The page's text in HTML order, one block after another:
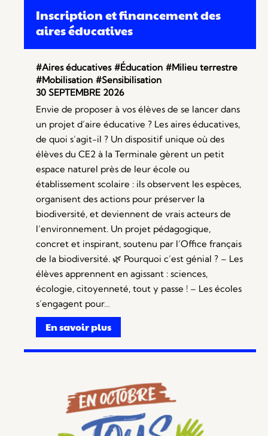
Inscription et financement des
aires éducatives
#Aires éducatives #Éducation #Milieu terrestre
#Mobilisation #Sensibilisation
30 SEPTEMBRE 2026
Envie de proposer à vos élèves de se lancer dans
un projet d’aire éducative ? Les aires éducatives,
de quoi s’agit-il ? Un dispositif unique où des
élèves du CE2 à la Terminale gèrent un petit
espace naturel près de leur école ou
établissement scolaire : ils observent les espèces,
organisent des actions pour préserver la
biodiversité, et deviennent de vrais acteurs de
l’environnement. Un projet pédagogique,
concret et inspirant, soutenu par l’Office français
de la biodiversité. 🌿 Pourquoi c’est génial ? – Les
élèves apprennent en agissant : sciences,
écologie, citoyenneté, tout y passe ! – Les écoles
s’engagent pour…
En savoir plus